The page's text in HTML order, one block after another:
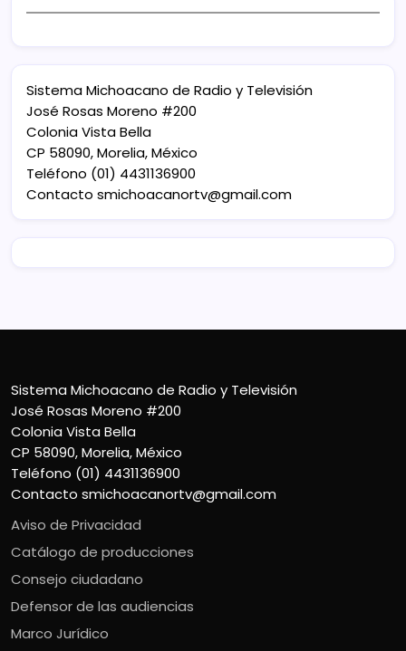
Sistema Michoacano de Radio y Televisión
José Rosas Moreno #200
Colonia Vista Bella
CP 58090, Morelia, México
Teléfono (01) 4431136900
Contacto smichoacanortv@gmail.com
Sistema Michoacano de Radio y Televisión
José Rosas Moreno #200
Colonia Vista Bella
CP 58090, Morelia, México
Teléfono (01) 4431136900
Contacto smichoacanortv@gmail.com
Aviso de Privacidad
Catálogo de producciones
Consejo ciudadano
Defensor de las audiencias
Marco Jurídico